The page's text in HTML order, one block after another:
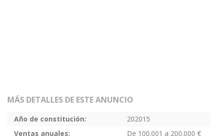
MÁS DETALLES DE ESTE ANUNCIO
Año de constitución:
202015
Ventas anuales:
De 100.001 a 200.000 €